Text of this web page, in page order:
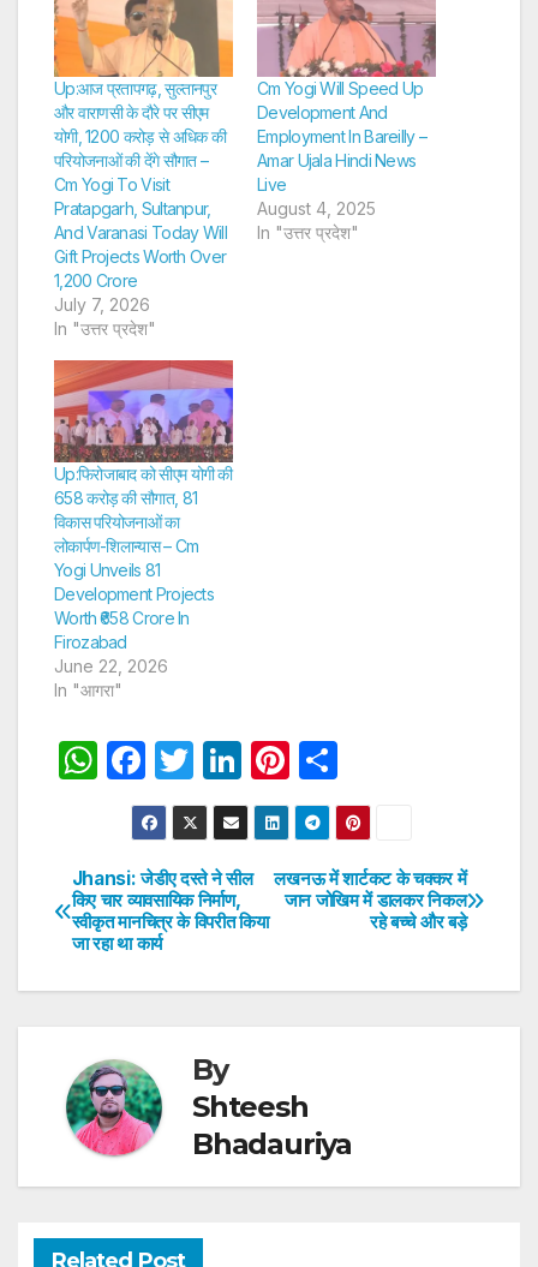
Up:आज प्रतापगढ़, सुल्तानपुर
और वाराणसी के दौरे पर सीएम
योगी, 1200 करोड़ से अधिक की
परियोजनाओं की देंगे सौगात –
Cm Yogi To Visit
Pratapgarh, Sultanpur,
And Varanasi Today Will
Gift Projects Worth Over
1,200 Crore
July 7, 2026
In "उत्तर प्रदेश"
Cm Yogi Will Speed Up
Development And
Employment In Bareilly –
Amar Ujala Hindi News
Live
August 4, 2025
In "उत्तर प्रदेश"
Up:फिरोजाबाद को सीएम योगी की
658 करोड़ की सौगात, 81
विकास परियोजनाओं का
लोकार्पण-शिलान्यास – Cm
Yogi Unveils 81
Development Projects
Worth ₹658 Crore In
Firozabad
June 22, 2026
In "आगरा"
W
s
A
p
p
F
a
c
e
b
o
o
T
w
itt
er
Li
n
k
e
dI
Pi
nt
er
e
st
h
ar
e
Post
navigation
लखनऊ में शार्टकट के चक्कर में
जान जोखिम में डालकर निकल
रहे बच्चे और बड़े
Jhansi: जेडीए दस्ते ने सील
किए चार व्यावसायिक निर्माण,
स्वीकृत मानचित्र के विपरीत किया
जा रहा था कार्य
By
Shteesh
Bhadauriya
Related Post